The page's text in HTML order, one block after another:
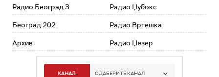
Радио Београд 3
Београд 202
Архив
Радио Џубокс
Радио Вртешка
Радио Џезер
КАНАЛ: ОДАБЕРИТЕ КАНАЛ